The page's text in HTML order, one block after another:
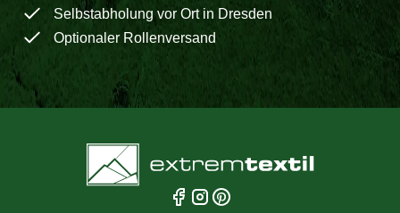
Selbstabholung vor Ort in Dresden
Optionaler Rollenversand